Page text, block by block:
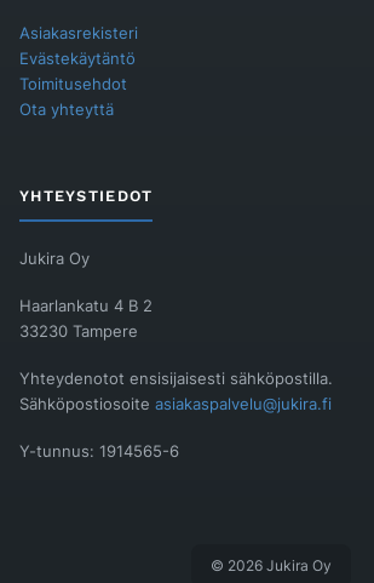
Asiakasrekisteri
Evästekäytäntö
Toimitusehdot
Ota yhteyttä
YHTEYSTIEDOT
Jukira Oy
Haarlankatu 4 B 2
33230 Tampere
Yhteydenotot ensisijaisesti sähköpostilla.
Sähköpostiosoite asiakaspalvelu@jukira.fi
Y-tunnus: 1914565-6
© 2026 Jukira Oy